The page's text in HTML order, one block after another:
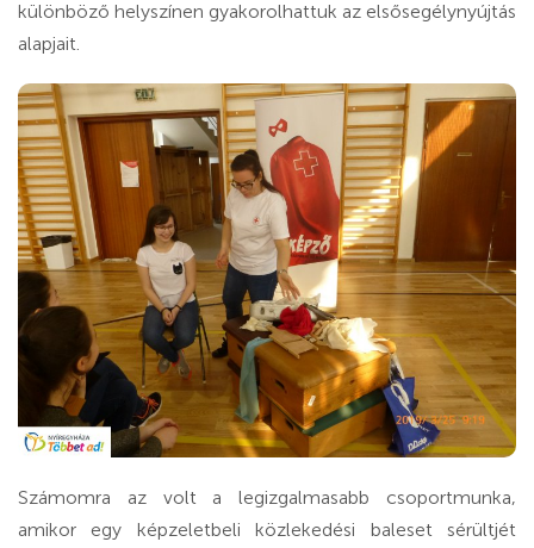
különböző helyszínen gyakorolhattuk az elsősegélynyújtás
alapjait.
Számomra az volt a legizgalmasabb csoportmunka,
amikor egy képzeletbeli közlekedési baleset sérültjét